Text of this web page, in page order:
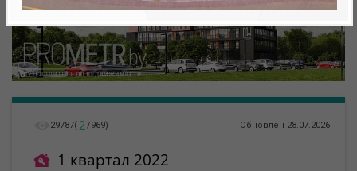
29787( 2 /969) Обновлен 28.07.2026
1 квартал 2022